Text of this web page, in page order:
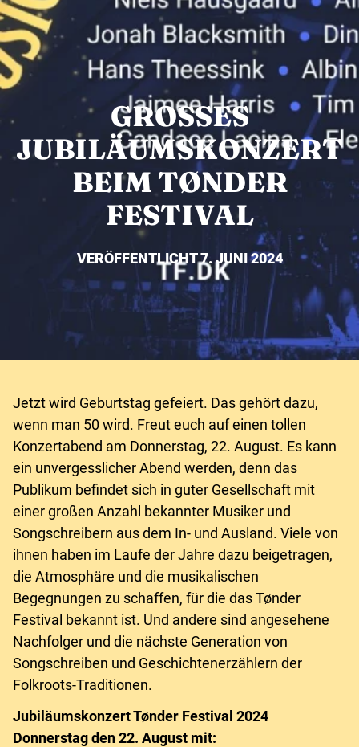
GROSSES J
UBILÄUMSKONZERT B
EIM TØNDER F
ESTIVAL
VERÖFFENTLICHT 7. JUNI 2024
Jetzt wird Geburtstag gefeiert. Das gehört dazu,
wenn man 50 wird. Freut euch auf einen tollen
Konzertabend am Donnerstag, 22. August. Es kann
ein unvergesslicher Abend werden, denn das
Publikum befindet sich in guter Gesellschaft mit
einer großen Anzahl bekannter Musiker und
Songschreibern aus dem In- und Ausland. Viele von
ihnen haben im Laufe der Jahre dazu beigetragen,
die Atmosphäre und die musikalischen
Begegnungen zu schaffen, für die das Tønder
Festival bekannt ist. Und andere sind angesehene
Nachfolger und die nächste Generation von
Songschreiben und Geschichtenerzählern der
Folkroots-Traditionen.
Jubiläumskonzert Tønder Festival 2024
Donnerstag den 22. August mit: